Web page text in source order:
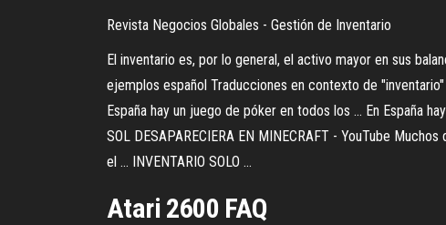
Revista Negocios Globales - Gestión de Inventario
El inventario es, por lo general, el activo mayor en sus
ejemplos español Traducciones en contexto de
España hay un juego de póker en todos los ... En España
SOL DESAPARECIERA EN MINECRAFT - YouTube
el ... INVENTARIO SOLO ...
Atari 2600 FAQ